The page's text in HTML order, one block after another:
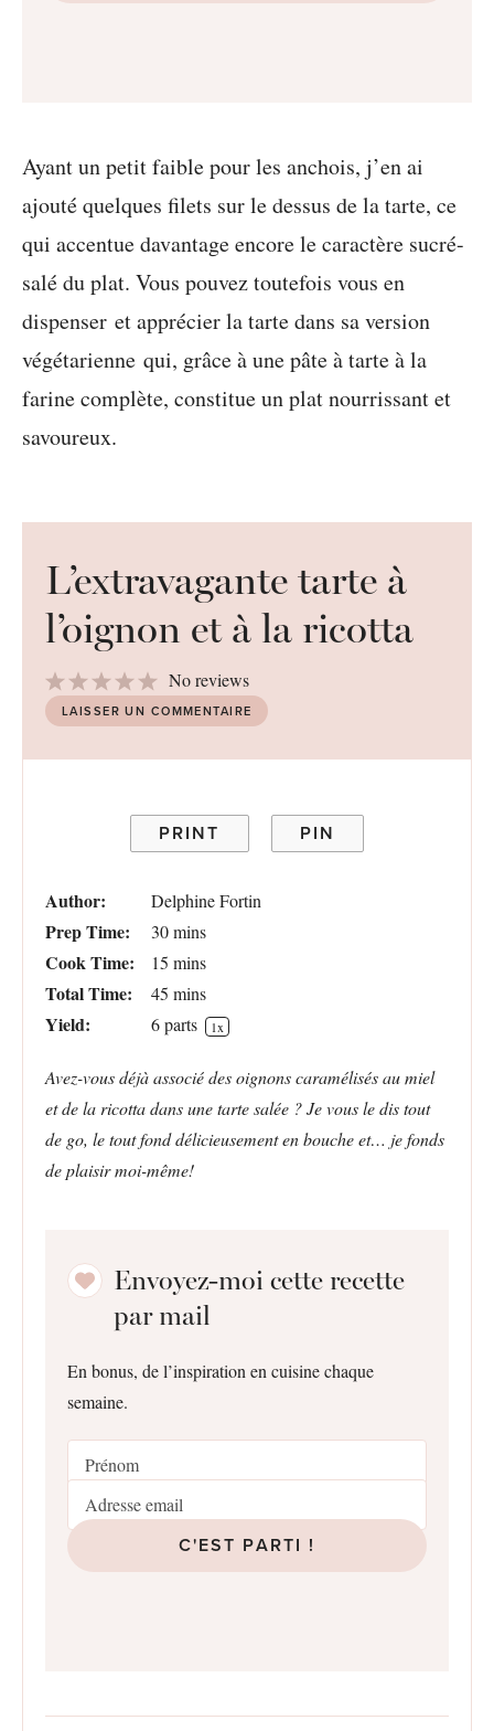
Ayant un petit faible pour les anchois, j’en ai
ajouté quelques filets sur le dessus de la tarte, ce
qui accentue davantage encore le caractère sucré-
salé du plat. Vous pouvez toutefois vous en
dispenser et apprécier la tarte dans sa version
végétarienne qui, grâce à une pâte à tarte à la
farine complète, constitue un plat nourrissant et
savoureux.
L’extravagante tarte à
l’oignon et à la ricotta
Stars
4
Stars
3
Stars
2
Stars
1
Star
No reviews
LAISSER UN COMMENTAIRE
PRINT PIN
Author: Delphine Fortin
Prep Time: 30 mins
Cook Time: 15 mins
Total Time: 45 mins
Yield: 6parts 1x
Avez-vous déjà associé des oignons caramélisés au miel
et de la ricotta dans une tarte salée ? Je vous le dis tout
de go, le tout fond délicieusement en bouche et… je fonds
de plaisir moi-même!
Envoyez-moi cette recette
par mail
En bonus, de l’inspiration en cuisine chaque
semaine.
C'EST PARTI !